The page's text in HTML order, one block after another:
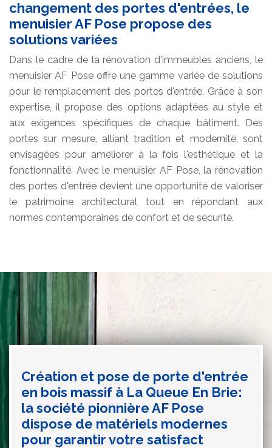
changement des portes d'entrées, le
menuisier AF Pose propose des
solutions variées
Dans le cadre de la rénovation d'immeubles anciens, le
menuisier AF Pose offre une gamme variée de solutions
pour le remplacement des portes d'entrée. Grâce à son
expertise, il propose des options adaptées au style et
aux exigences spécifiques de chaque bâtiment. Des
portes sur mesure, alliant tradition et modernité, sont
envisagées pour améliorer à la fois l'esthétique et la
fonctionnalité. Avec le menuisier AF Pose, la rénovation
des portes d'entrée devient une opportunité de valoriser
le patrimoine architectural tout en répondant aux
normes contemporaines de confort et de sécurité.
Création et pose de porte d'entrée
en bois massif à La Queue En Brie:
la société pionnière AF Pose
dispose de matériels modernes
pour garantir votre satisfact